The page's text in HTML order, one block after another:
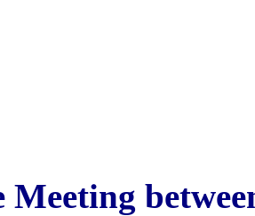
Meeting